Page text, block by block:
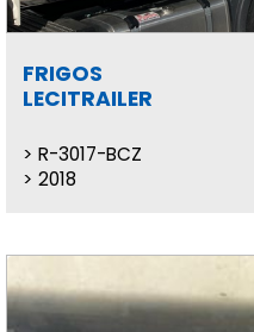
FRIGOS
LECITRAILER
R-3017-BCZ
2018